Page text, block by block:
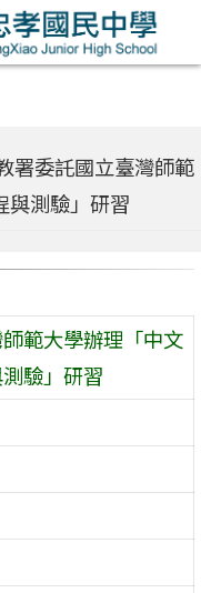
署委託國立臺灣師範
與測驗」研習
範大學辦理「中文
驗」研習